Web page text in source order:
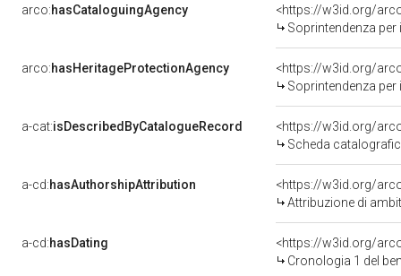
arco:hasCataloguingAgency
<https://w3id.org/
Soprintendenza
arco:hasHeritageProtectionAgency
<https://w3id.org/
Soprintendenza per i
a-cat:isDescribedByCatalogueRecord
<https://w3id.org/
Scheda
a-cd:hasAuthorshipAttribution
<https://w3id.org/
Attribuzione di
a-cd:hasDating
<https://w3id.org/
Cronologia 1 del